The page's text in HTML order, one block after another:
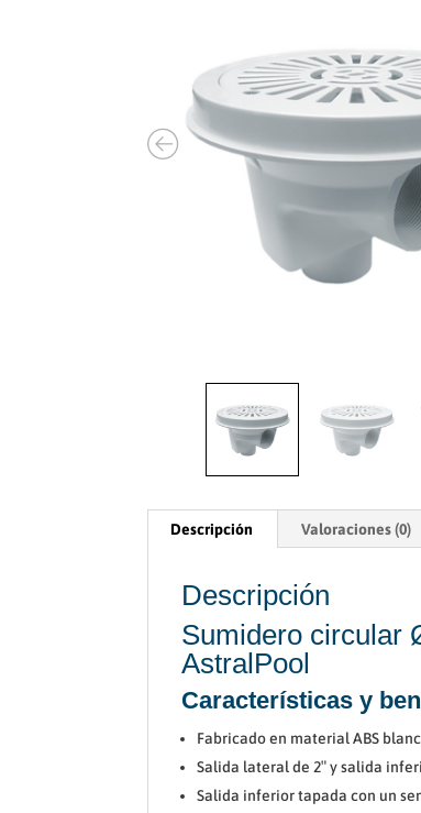
Descripción Valoraciones (0)
Descripción
Sumidero circular
AstralPool
Características y
Fabricado en material ABS
Salida lateral de 2″ y salida
Salida inferior tapada con un